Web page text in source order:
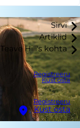
Sirvi
Artiklid
Teave Hill's kohta
Registreeru
Kust osta
Registreeru
Kust osta